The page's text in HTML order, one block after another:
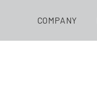
COMPANY